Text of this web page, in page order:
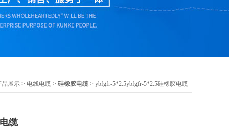
品展示 > 电线电缆 > 硅橡胶电缆 > ybfgfr-5*2.5ybfgfr-5*2.5硅橡胶电缆
缆